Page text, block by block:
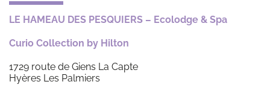
LE HAMEAU DES PESQUIERS – Ecolodge & Spa
Curio Collection by Hilton
1729 route de Giens La Capte
Hyères Les Palmiers